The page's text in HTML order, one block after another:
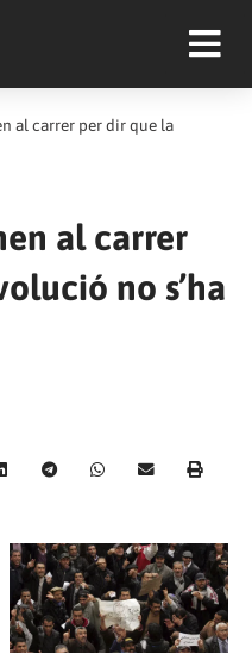
al carrer per dir que la
al carrer
no s’ha